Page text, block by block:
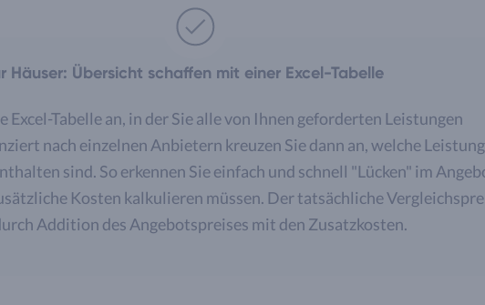
Häuser: Übersicht schaffen mit einer Excel-Tabelle
Excel-Tabelle an, in der Sie alle von Ihnen geforderten Leistungen
nach einzelnen Anbietern kreuzen Sie dann an, welche
sind. So erkennen Sie einfach und schnell "Lücken" im
Kosten kalkulieren müssen. Der tatsächliche
Addition des Angebotspreises mit den Zusatzkosten.